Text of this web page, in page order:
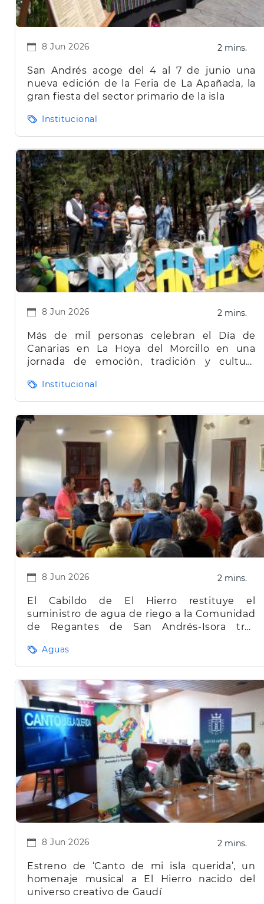
8 Jun 2026 2 mins.
San Andrés acoge del 4 al 7 de junio una
nueva edición de la Feria de La Apañada, la
gran fiesta del sector primario de la isla
Institucional
8 Jun 2026 2 mins.
Más de mil personas celebran el Día de
Canarias en La Hoya del Morcillo en una
jornada de emoción, tradición y cultura
Institucional
8 Jun 2026 2 mins.
El Cabildo de El Hierro restituye el
suministro de agua de riego a la Comunidad
de Regantes de San Andrés-Isora tras
Aguas
8 Jun 2026 2 mins.
Estreno de ‘Canto de mi isla querida’, un
homenaje musical a El Hierro nacido del
universo creativo de Gaudí